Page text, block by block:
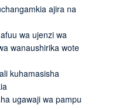
ajira na
wa ujenzi wa
wanaushirika wote
kuhamasisha
ugawaji wa pampu